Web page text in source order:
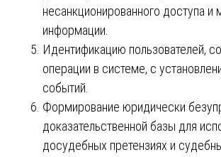
несанкционированного доступа и
информации.
Идентификацию пользователей,
операции в системе, с
событий.
Формирование юридически
доказательственной базы для
досудебных претензиях и